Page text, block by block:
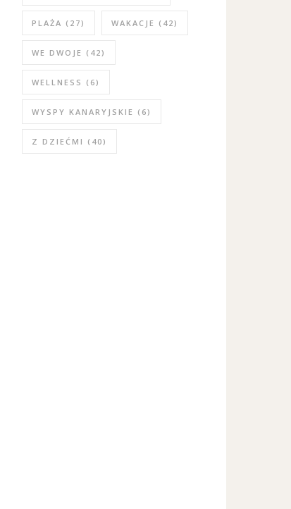
PLAŻA (27) WAKACJE (42)
WE DWOJE (42)
WELLNESS (6)
WYSPY KANARYJSKIE (6)
Z DZIEĆMI (40)